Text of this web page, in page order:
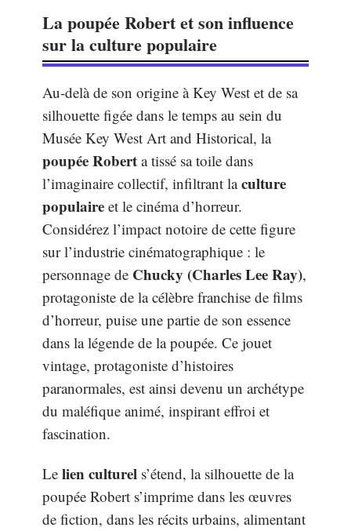
La poupée Robert et son influence
sur la culture populaire
Au-delà de son origine à Key West et de sa
silhouette figée dans le temps au sein du
Musée Key West Art and Historical, la
poupée Robert a tissé sa toile dans
l’imaginaire collectif, infiltrant laculture
populaire et le cinéma d’horreur.
Considérez l’impact notoire de cette figure
sur l’industrie cinématographique : le
personnage de Chucky (Charles Lee Ray),
protagoniste de la célèbre franchise de films
d’horreur, puise une partie de son essence
dans la légende de la poupée. Ce jouet
vintage, protagoniste d’histoires
paranormales, est ainsi devenu un archétype
du maléfique animé, inspirant effroi et
fascination.
Le lien culturel s’étend, la silhouette de la
poupée Robert s’imprime dans les œuvres
de fiction, dans les récits urbains, alimentant